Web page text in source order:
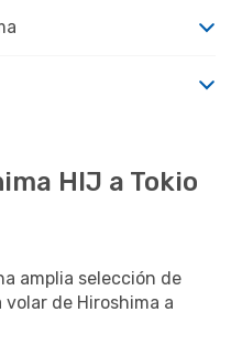
HIJ a Tokio
amplia selección de
de Hiroshima a